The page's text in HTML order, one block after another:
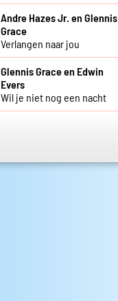
Andre Hazes Jr. en Glennis
Grace
Verlangen naar jou
Glennis Grace en Edwin
Evers
Wil je niet nog een nacht